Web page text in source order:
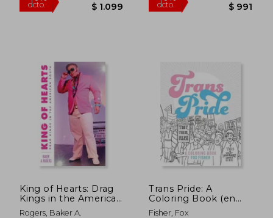
40%
dcto. $ 1.099
40%
dcto.
King of Hearts: Drag
Kings in the American
South (en Inglés)
Rogers, Baker A.
Trans Pride: A
Coloring Book (en
Inglés)
Fisher, Fox